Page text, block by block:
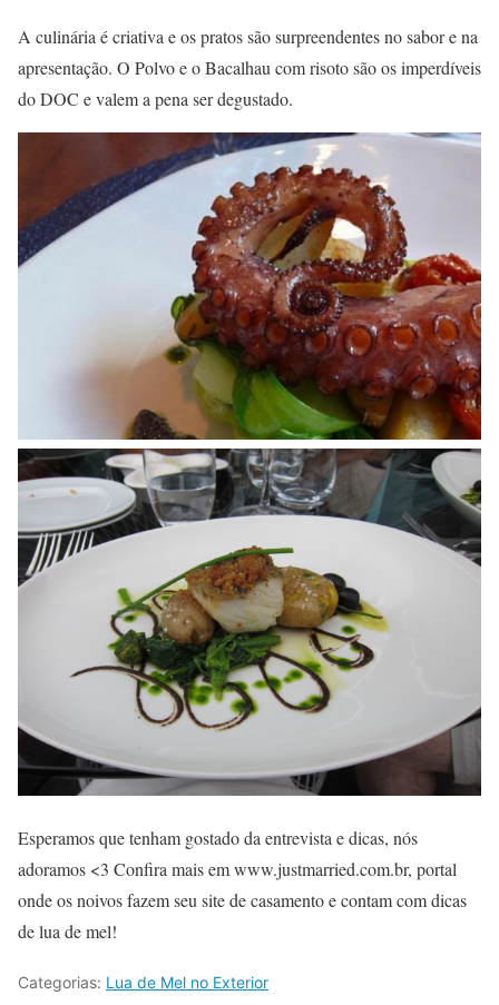
A culinária é criativa e os pratos são surpreendentes no sabor e na
apresentação. O Polvo e o Bacalhau com risoto são os imperdíveis
do DOC e valem a pena ser degustado.
Esperamos que tenham gostado da entrevista e dicas, nós
adoramos <3 Confira mais em www.justmarried.com.br, portal
onde os noivos fazem seu site de casamento e contam com dicas
de lua de mel!
Categorias: Lua de Mel no Exterior